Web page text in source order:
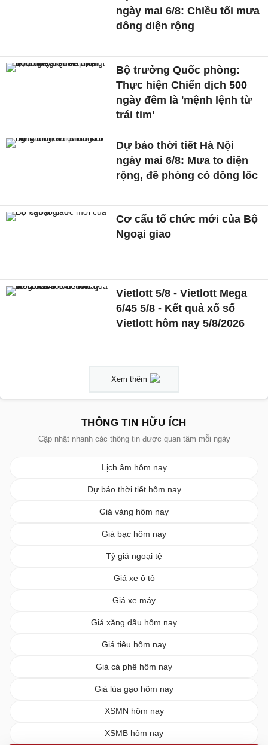
ngày mai 6/8: Chiều tối mưa
dông diện rộng
Bộ trưởng Quốc phòng:
Thực hiện Chiến dịch 500
ngày đêm là 'mệnh lệnh từ
trái tim'
Dự báo thời tiết Hà Nội
ngày mai 6/8: Mưa to diện
rộng, đề phòng có dông lốc
Cơ cấu tổ chức mới của Bộ
Ngoại giao
Vietlott 5/8 - Vietlott Mega
6/45 5/8 - Kết quả xổ số
Vietlott hôm nay 5/8/2026
Xem thêm
THÔNG TIN HỮU ÍCH
Cập nhật nhanh các thông tin được quan tâm mỗi ngày
Lịch âm hôm nay
Dự báo thời tiết hôm nay
Giá vàng hôm nay
Giá bạc hôm nay
Tỷ giá ngoại tệ
Giá xe ô tô
Giá xe máy
Giá xăng dầu hôm nay
Giá tiêu hôm nay
Giá cà phê hôm nay
Giá lúa gạo hôm nay
XSMN hôm nay
XSMB hôm nay